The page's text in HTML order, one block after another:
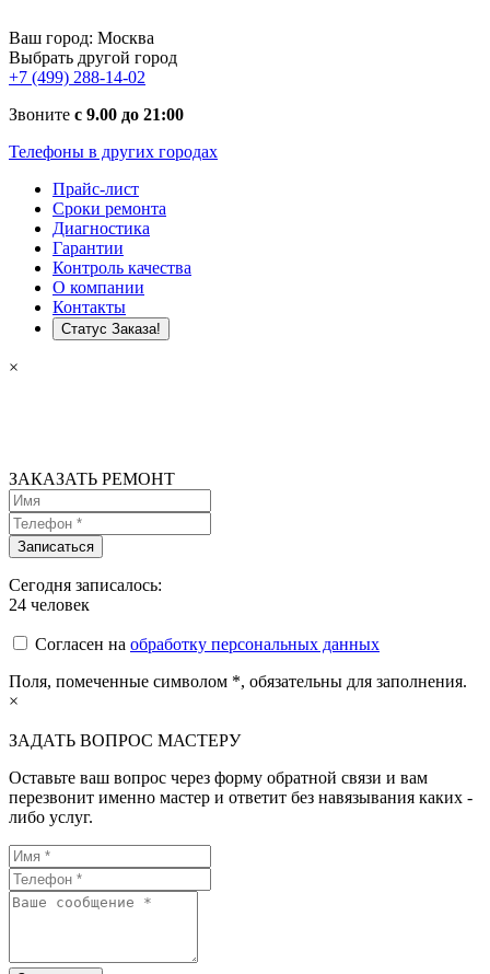
Ваш город: Москва
Выбрать другой город
+7 (499) 288-14-02
Звоните с 9.00 до 21:00
Телефоны в других городах
Прайс-лист
Сроки ремонта
Диагностика
Гарантии
Контроль качества
О компании
Контакты
Статус Заказа!
×
ЗАКАЗАТЬ РЕМОНТ
Сегодня записалось:
24 человек
Согласен на обработку персональных данных
Поля, помеченные символом *, обязательны для заполнения.
×
ЗАДАТЬ ВОПРОС МАСТЕРУ
Оставьте ваш вопрос через форму обратной связи и вам
перезвонит именно мастер и ответит без навязывания каких -
либо услуг.